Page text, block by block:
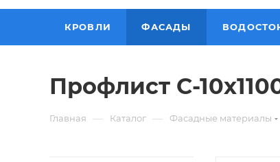
КРОВЛИ ФАСАДЫ
Профлист С-
Главная — Каталог — Фасадные материалы